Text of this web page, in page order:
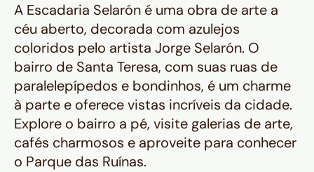
A Escadaria Selarón é uma obra de arte a
céu aberto, decorada com azulejos
coloridos pelo artista Jorge Selarón. O
bairro de Santa Teresa, com suas ruas de
paralelepípedos e bondinhos, é um charme
à parte e oferece vistas incríveis da cidade.
Explore o bairro a pé, visite galerias de arte,
cafés charmosos e aproveite para conhecer
o Parque das Ruínas.